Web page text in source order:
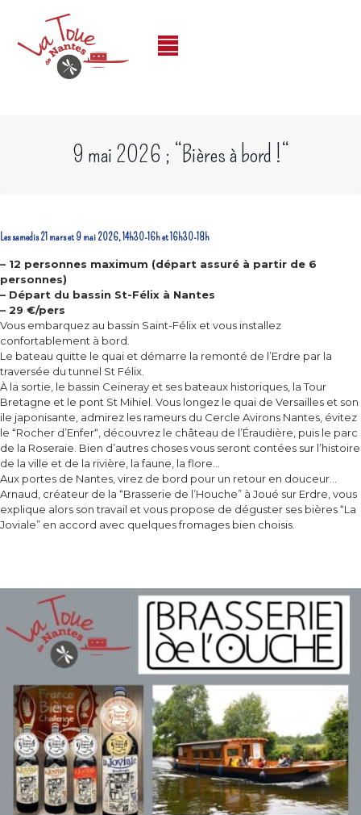
9 mai 2026 ; “Bières à bord !“
Les samedis 21 mars et 9 mai 2026, 14h30-16h et 16h30-18h
– 12 personnes maximum (départ assuré à partir de 6
personnes)
– Départ du bassin St-Félix à Nantes
– 29 €/pers
Vous embarquez au bassin Saint-Félix et vous installez
confortablement à bord.
Le bateau quitte le quai et démarre la remonté de l’Erdre par la
traversée du tunnel St Félix.
À la sortie, le bassin Ceineray et ses bateaux historiques, la Tour
Bretagne et le pont St Mihiel. Vous longez le quai de Versailles et son
ile japonisante, admirez les rameurs du Cercle Avirons Nantes, évitez
le “Rocher d’Enfer“, découvrez le château de l’Éraudière, puis le parc
de la Roseraie. Bien d’autres choses vous seront contées sur l’histoire
de la ville et de la rivière, la faune, la flore…
Aux portes de Nantes, virez de bord pour un retour en douceur…
Arnaud, créateur de la “Brasserie de l’Houche” à Joué sur Erdre, vous
explique alors son travail et vous propose de déguster ses bières “La
Joviale” en accord avec quelques fromages bien choisis.